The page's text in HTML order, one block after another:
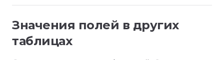
Значения полей в других
таблицах